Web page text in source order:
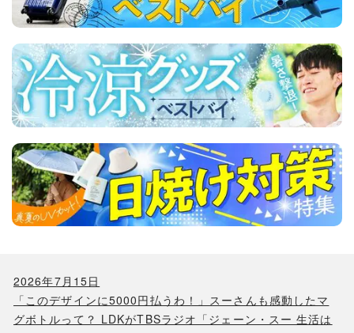
2026年7月15日
「このデザインに5000円払うわ！」スーさんも感動したマ
グボトルって？ LDKがTBSラジオ「ジェーン・スー 生活は